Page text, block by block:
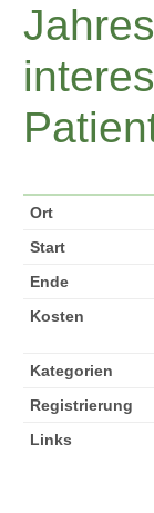
Ort
Start
Ende
Kosten
Kategorien
Registrierung
Links